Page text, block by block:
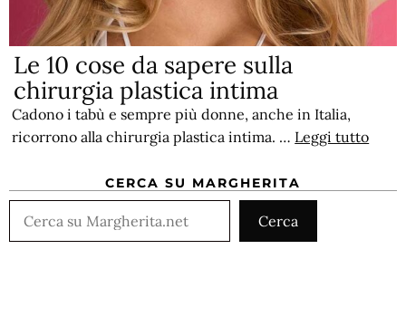
Le 10 cose da sapere sulla
chirurgia plastica intima
Cadono i tabù e sempre più donne, anche in Italia,
ricorrono alla chirurgia plastica intima. … Leggi tutto
CERCA SU MARGHERITA
Cerca